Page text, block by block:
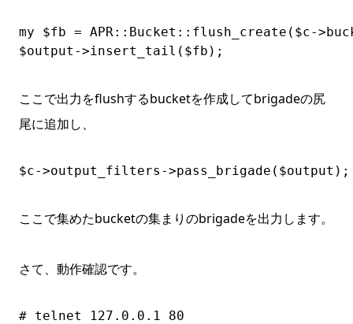
my $fb = APR::Bucket::flush_create($c-
$output->insert_tail($fb);
ここで出力をflushするbucketを作成してbrigadeの尻
尾に追加し、
$c->output_filters->pass_brigade($output);
ここで集めたbucketの集まりのbrigadeを出力します。
さて、動作確認です。
# telnet 127.0.0.1 80